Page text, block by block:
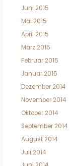
Juni 2015
Mai 2015
April 2015
März 2015
Februar 2015
Januar 2015
Dezember 2014
November 2014
Oktober 2014
September 2014
August 2014
Juli 2014